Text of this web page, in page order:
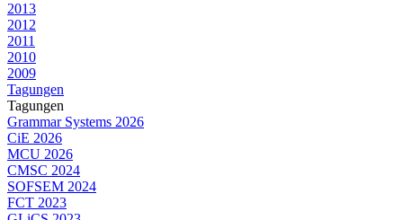
2013
2012
2011
2010
2009
Tagungen
Tagungen
Grammar Systems 2026
CiE 2026
MCU 2026
CMSC 2024
SOFSEM 2024
FCT 2023